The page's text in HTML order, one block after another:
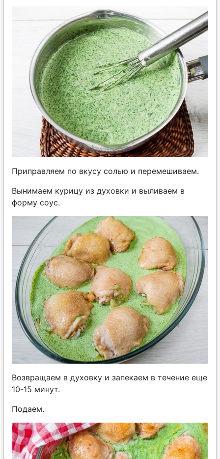
Приправляем по вкусу солью и перемешиваем.
Вынимаем курицу из духовки и выливаем в
форму соус.
Возвращаем в духовку и запекаем в течение еще
10-15 минут.
Подаем.